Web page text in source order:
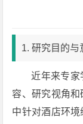
1. 研究目的与
近年来专家
容、研究视角
中针对酒店环